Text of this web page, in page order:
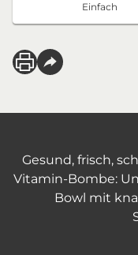
Einfach
Gesund, frisch,
Vitamin-Bombe:
Bowl mit